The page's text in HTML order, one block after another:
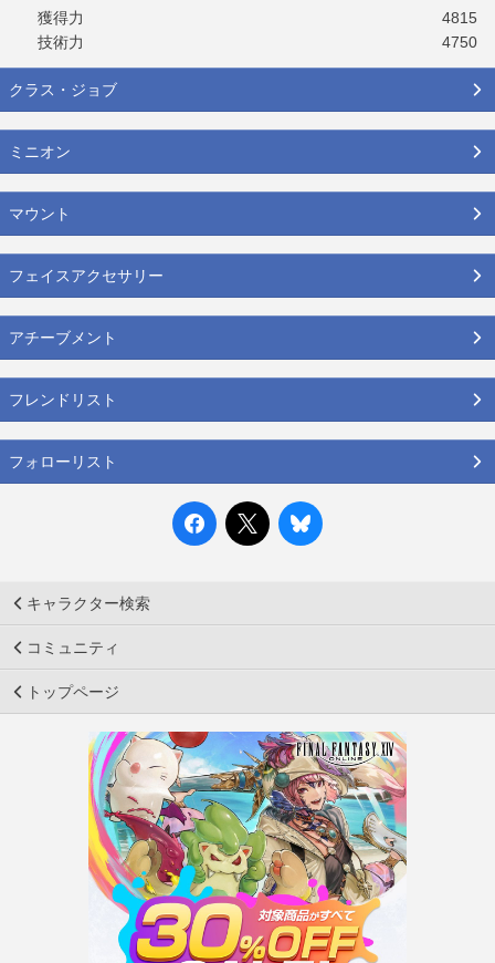
獲得力
4815
技術力
4750
クラス・ジョブ
ミニオン
マウント
フェイスアクセサリー
アチーブメント
フレンドリスト
フォローリスト
キャラクター検索
コミュニティ
トップページ